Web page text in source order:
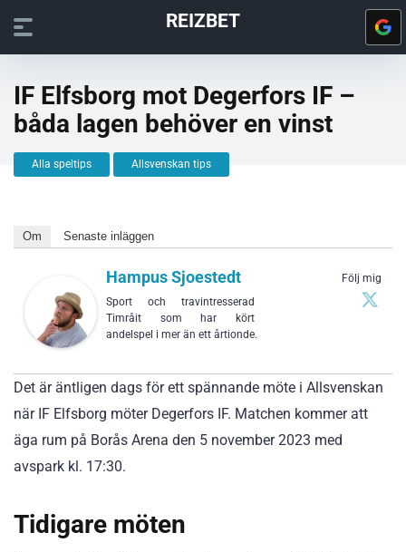
REIZBET
IF Elfsborg mot Degerfors IF –
båda lagen behöver en vinst
Alla speltips Allsvenskan tips
Om Senaste inläggen
Följ mig
Hampus Sjoestedt
Sport och travintresserad
Timråit som har kört
andelspel i mer än ett årtionde.
Det är äntligen dags för ett spännande möte i Allsvenskan
när IF Elfsborg möter Degerfors IF. Matchen kommer att
äga rum på Borås Arena den 5 november 2023 med
avspark kl. 17:30.
Tidigare möten